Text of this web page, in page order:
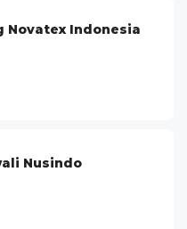
Novatex Indonesia
Nusindo